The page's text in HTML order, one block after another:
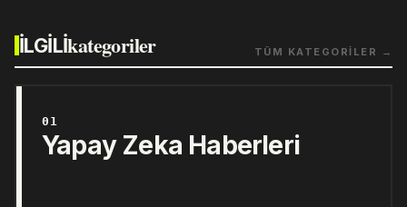
İLGİLİkategoriler TÜM KATEGORİLER →
01
Yapay Zeka Haberleri